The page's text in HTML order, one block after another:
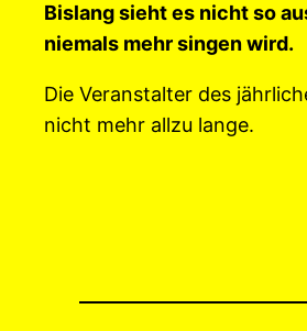
Bislang sieht es nicht so
niemals mehr singen wird.
Die Veranstalter des
nicht mehr allzu lange.